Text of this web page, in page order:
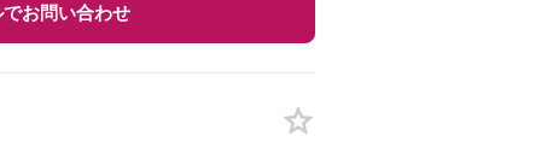
でお問い合わせ